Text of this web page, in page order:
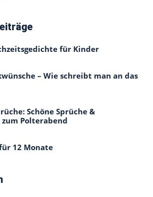
für Kinder
– Wie schreibt man an das
Schöne Sprüche &
Polterabend
12 Monate